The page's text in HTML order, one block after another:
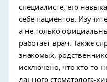
специалисте, его
себе пациентов.
а не только
работает врач. Также
знакомых,
исключено, что кто-то
данного стоматолога-